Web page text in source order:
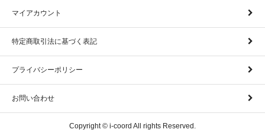
マイアカウント
特定商取引法に基づく表記
プライバシーポリシー
お問い合わせ
Copyright © i-coord All rights Reserved.